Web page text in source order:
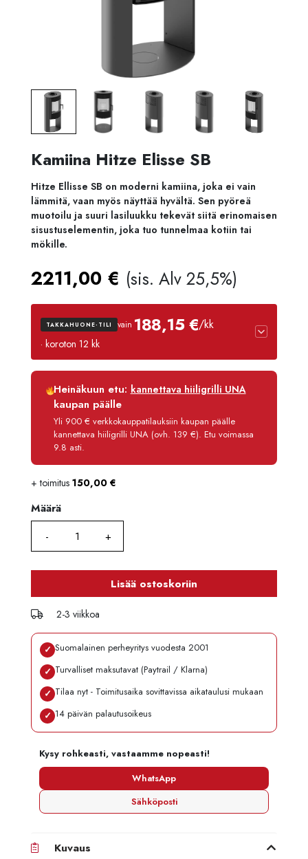
Kamiina Hitze Elisse SB
Hitze Ellisse SB on moderni kamiina, joka ei vain
lämmitä, vaan myös näyttää hyvältä. Sen pyöreä
muotoilu ja suuri lasiluukku tekevät siitä erinomaisen
sisustuselementin, joka tuo tunnelmaa kotiin tai
mökille.
2211,00 € (sis. Alv 25,5%)
TAKKAHUONE-TILI vain 188,15 €/kk
· koroton 12 kk
Luottoaika
12 kk
Korko
Käsittelymaksu
3,90 €/kk
Maksettava yhteensä
2 257,80 €
Heinäkuun etu: kannettava hiiligrilli UNA
kaupan päälle
Yli 900 € verkkokauppatilauksiin kaupan päälle
kannettava hiiligrilli UNA (ovh. 139 €). Etu voimassa
9.8 asti.
+ toimitus 150,00 €
Määrä
Määrä
Lisää ostoskoriin
2-3 viikkoa
✓ Suomalainen perheyritys vuodesta 2001
✓ Turvalliset maksutavat (Paytrail / Klarna)
✓ Tilaa nyt - Toimitusaika sovittavissa aikataulusi mukaan
✓ 14 päivän palautusoikeus
Kysy rohkeasti, vastaamme nopeasti!
WhatsApp
Sähköposti
Kuvaus